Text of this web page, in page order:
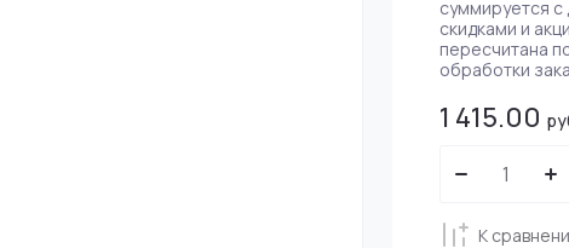
суммируется с
скидками и
пересчитана
обработки
1 415.00
К